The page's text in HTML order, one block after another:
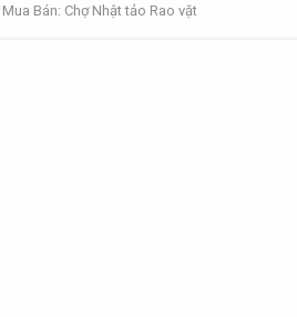
Mua Bán: Chợ Nhật tảo Rao vặt